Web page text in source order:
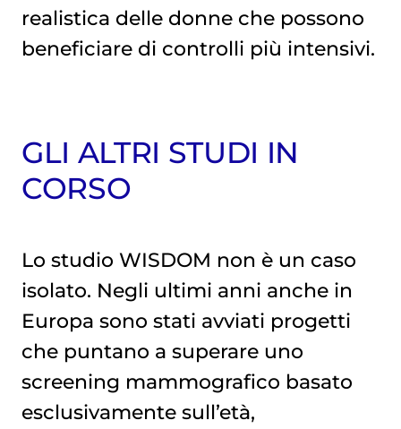
realistica delle donne che possono
beneficiare di controlli più intensivi.
GLI ALTRI STUDI IN
CORSO
Lo studio WISDOM non è un caso
isolato. Negli ultimi anni anche in
Europa sono stati avviati progetti
che puntano a superare uno
screening mammografico basato
esclusivamente sull’età,